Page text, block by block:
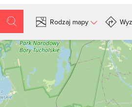
Szukaj
Rodzaj mapy